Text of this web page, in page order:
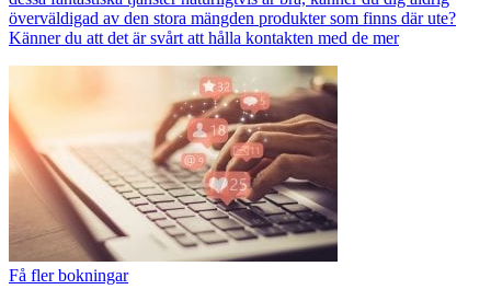
överväldigad av den stora mängden produkter som finns där ute?
Känner du att det är svårt att hålla kontakten med de mer
Få fler bokningar